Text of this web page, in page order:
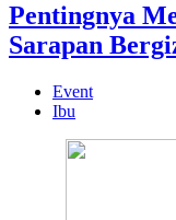
Pentingnya
Sarapan
Event
Ibu